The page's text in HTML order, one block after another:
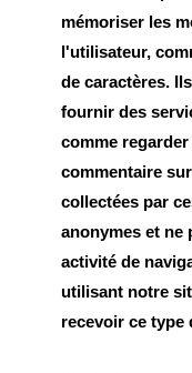
mémoriser les
l'utilisateur,
de caractères.
fournir des
comme
commentaire
collectées par
anonymes et ne
activité de
utilisant notre
recevoir ce